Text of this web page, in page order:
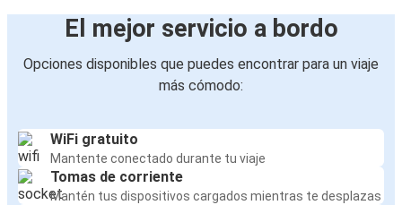
El mejor servicio a bordo
Opciones disponibles que puedes encontrar para un viaje
más cómodo:
WiFi gratuito
Mantente conectado durante tu viaje
Tomas de corriente
Mantén tus dispositivos cargados mientras te desplazas